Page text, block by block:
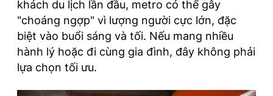
khách du lịch lần đầu, metro có thể gây
"choáng ngợp" vì lượng người cực lớn, đặc
biệt vào buổi sáng và tối. Nếu mang nhiều
hành lý hoặc đi cùng gia đình, đây không phải
lựa chọn tối ưu.